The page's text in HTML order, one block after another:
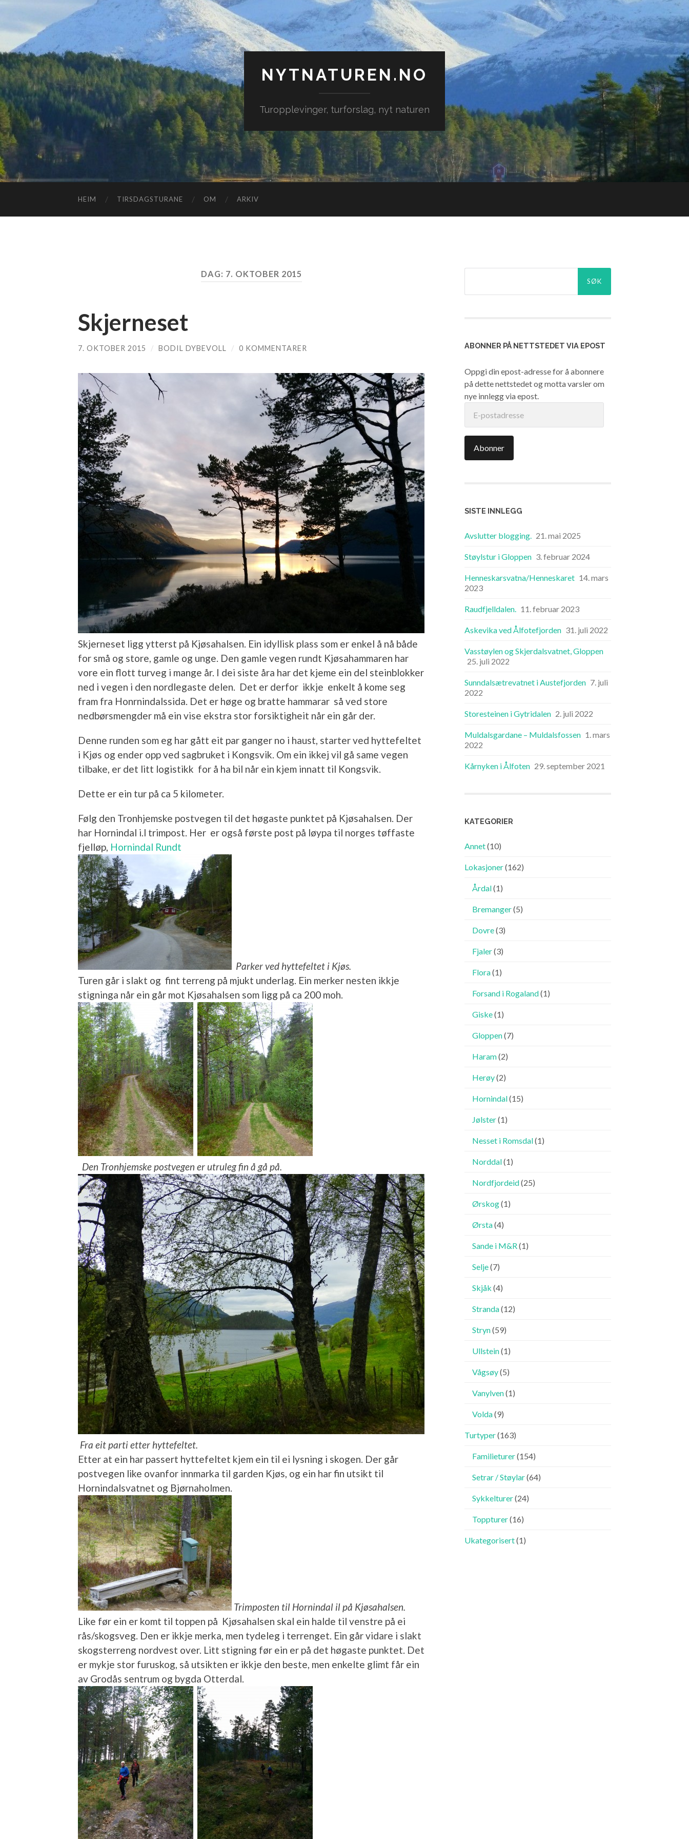
NYTNATUREN.NO
Turopplevinger, turforslag, nyt naturen
HEIM TIRSDAGSTURANE OM ARKIV
DAG: 7. OKTOBER 2015
Skjerneset
7. OKTOBER 2015 / BODIL DYBEVOLL / 0 KOMMENTARER
Skjerneset ligg ytterst på Kjøsahalsen. Ein idyllisk plass som er enkel å nå både
for små og store, gamle og unge. Den gamle vegen rundt Kjøsahammaren har
vore ein flott turveg i mange år. I dei siste åra har det kjeme ein del steinblokker
ned i vegen i den nordlegaste delen. Det er derfor ikkje enkelt å kome seg
fram fra Honrnindalssida. Det er høge og bratte hammarar så ved store
nedbørsmengder må ein vise ekstra stor forsiktigheit når ein går der.
Denne runden som eg har gått eit par ganger no i haust, starter ved hyttefeltet
i Kjøs og ender opp ved sagbruket i Kongsvik. Om ein ikkej vil gå same vegen
tilbake, er det litt logistikk for å ha bil når ein kjem innatt til Kongsvik.
Dette er ein tur på ca 5 kilometer.
Følg den Tronhjemske postvegen til det høgaste punktet på Kjøsahalsen. Der
har Hornindal i.l trimpost. Her er også første post på løypa til norges tøffaste
fjelløp, Hornindal Rundt
Parker ved hyttefeltet i Kjøs.
Turen går i slakt og fint terreng på mjukt underlag. Ein merker nesten ikkje
stigninga når ein går mot Kjøsahalsen som ligg på ca 200 moh.
Den Tronhjemske postvegen er utruleg fin å gå på.
Fra eit parti etter hyttefeltet.
Etter at ein har passert hyttefeltet kjem ein til ei lysning i skogen. Der går
postvegen like ovanfor innmarka til garden Kjøs, og ein har fin utsikt til
Hornindalsvatnet og Bjørnaholmen.
Trimposten til Hornindal il på Kjøsahalsen.
Like før ein er komt til toppen på Kjøsahalsen skal ein halde til venstre på ei
rås/skogsveg. Den er ikkje merka, men tydeleg i terrenget. Ein går vidare i slakt
skogsterreng nordvest over. Litt stigning før ein er på det høgaste punktet. Det
er mykje stor furuskog, så utsikten er ikkje den beste, men enkelte glimt får ein
av Grodås sentrum og bygda Otterdal.
ABONNER PÅ NETTSTEDET VIA EPOST
Oppgi din epost-adresse for å abonnere
på dette nettstedet og motta varsler om
nye innlegg via epost.
postadresse
Abonner
SISTE INNLEGG
Avslutter blogging. 21. mai 2025
Støylstur i Gloppen 3. februar 2024
Henneskarsvatna/Henneskaret 14. mars
2023
Raudfjelldalen. 11. februar 2023
Askevika ved Ålfotefjorden 31. juli 2022
Vasstøylen og Skjerdalsvatnet, Gloppen
25. juli 2022
Sunndalsætrevatnet i Austefjorden 7. juli
2022
Storesteinen i Gytridalen 2. juli 2022
Muldalsgardane – Muldalsfossen 1. mars
2022
Kårnyken i Ålfoten 29. september 2021
KATEGORIER
Annet(10)
Lokasjoner(162)
Årdal(1)
Bremanger(5)
Dovre(3)
Fjaler(3)
Flora(1)
Forsand i Rogaland(1)
Giske(1)
Gloppen(7)
Haram(2)
Herøy(2)
Hornindal(15)
Jølster(1)
Nesset i Romsdal(1)
Norddal(1)
Nordfjordeid(25)
Ørskog(1)
Ørsta(4)
Sande i M&R(1)
Selje(7)
Skjåk (4)
Stranda(12)
Stryn(59)
Ullstein(1)
Vågsøy(5)
Vanylven(1)
Volda(9)
Turtyper(163)
Familieturer(154)
Setrar / Støylar(64)
Sykkelturer(24)
Toppturer(16)
Ukategorisert(1)